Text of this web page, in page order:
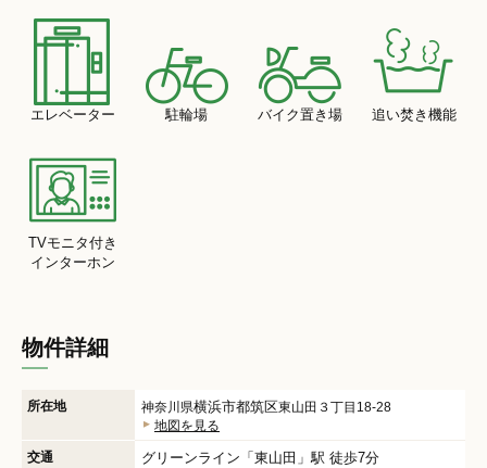
エレベーター 駐輪場 バイク置き場 追い焚き機能
TVモニタ付き
インターホン
物件詳細
所在地 神奈川県横浜市都筑区東山田３丁目18-28
地図を見る
交通 グリーンライン 「東山田 」駅 徒歩7分